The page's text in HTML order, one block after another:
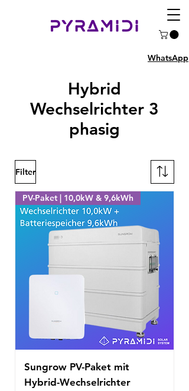
WhatsApp
Hybrid
Wechselrichter 3
phasig
Filter
PV-Paket | 10,0kW & 9,6kWh
Sungrow PV-Paket mit
Hybrid-Wechselrichter